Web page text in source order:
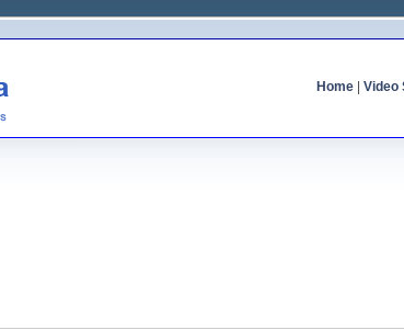
Home| Video